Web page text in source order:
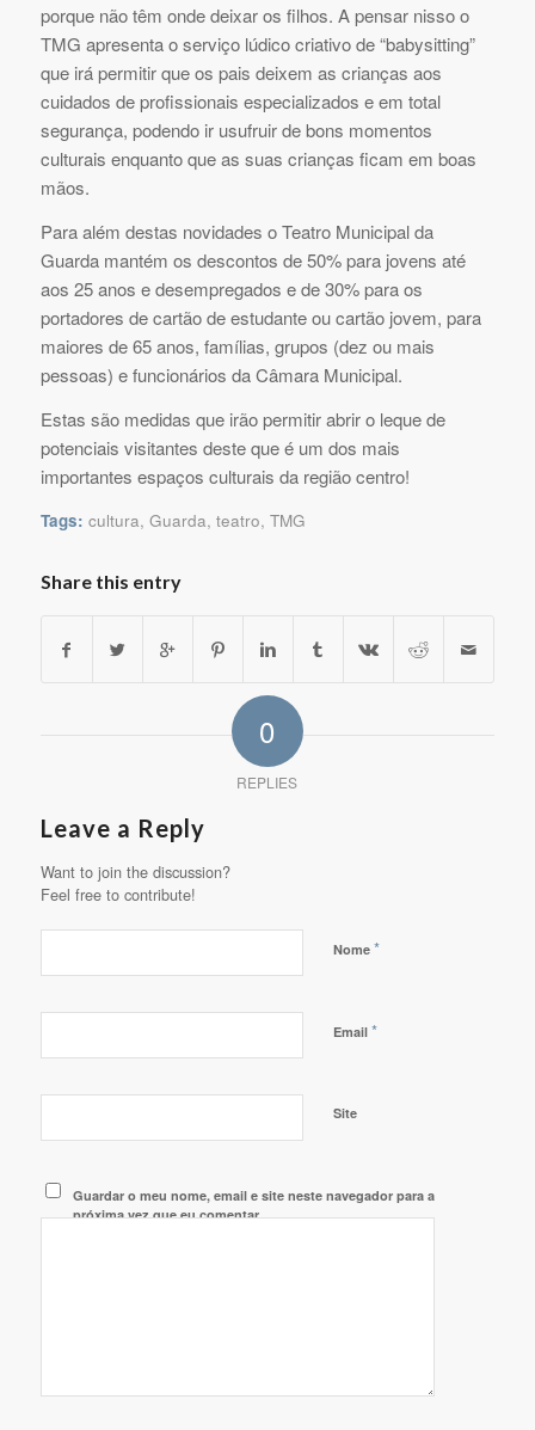
porque não têm onde deixar os filhos. A pensar nisso o
TMG apresenta o serviço lúdico criativo de “babysitting”
que irá permitir que os pais deixem as crianças aos
cuidados de profissionais especializados e em total
segurança, podendo ir usufruir de bons momentos
culturais enquanto que as suas crianças ficam em boas
mãos.
Para além destas novidades o Teatro Municipal da
Guarda mantém os descontos de 50% para jovens até
aos 25 anos e desempregados e de 30% para os
portadores de cartão de estudante ou cartão jovem, para
maiores de 65 anos, famílias, grupos (dez ou mais
pessoas) e funcionários da Câmara Municipal.
Estas são medidas que irão permitir abrir o leque de
potenciais visitantes deste que é um dos mais
importantes espaços culturais da região centro!
Tags: cultura, Guarda, teatro, TMG
Share this entry
0
REPLIES
Leave a Reply
Want to join the discussion?
Feel free to contribute!
Nome *
Email *
Site
Guardar o meu nome, email e site neste navegador para a
próxima vez que eu comentar.